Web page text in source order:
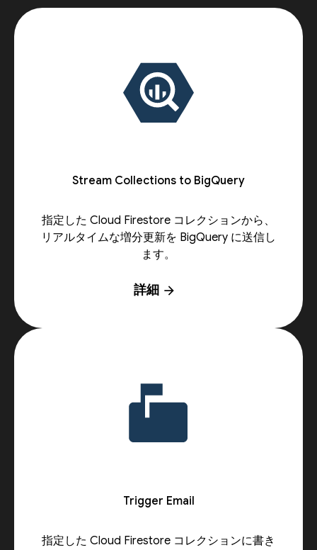
Stream Collections to BigQuery
指定した Cloud Firestore コレクションから、
リアルタイムな増分更新を BigQuery に送信し
ます。
詳細 arrow_forward
Trigger Email
指定した Cloud Firestore コレクションに書き